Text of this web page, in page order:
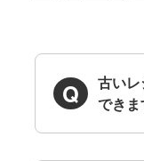
古い
できま